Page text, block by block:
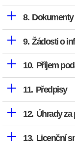
Dokumenty
Žádosti o
Příjem
Předpisy
Úhrady
Licenční